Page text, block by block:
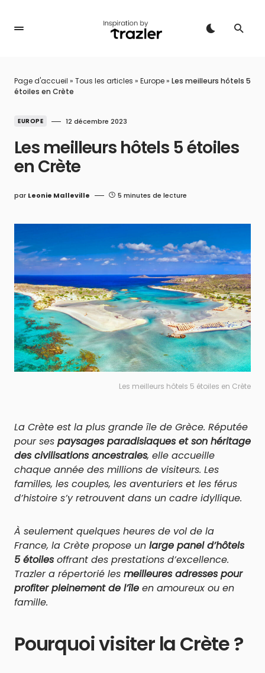
Page d'accueil » Tous les articles » Europe» Les meilleurs hôtels 5
étoiles en Crète
EUROPE 12 décembre 2023
Les meilleurs hôtels 5 étoiles
en Crète
par Leonie Malleville 5 minutes de lecture
Les meilleurs hôtels 5 étoiles en Crète
La Crète est la plus grande île de Grèce. Réputée
pour ses paysages paradisiaques et son héritage
des civilisations ancestrales, elle accueille
chaque année des millions de visiteurs. Les
familles, les couples, les aventuriers et les férus
d’histoire s’y retrouvent dans un cadre idyllique.
À seulement quelques heures de vol de la
France, la Crète propose un large panel d’hôtels
5 étoilesoffrant des prestations d’excellence.
Trazler a répertorié les meilleures adresses pour
profiter pleinement de l’île en amoureux ou en
famille.
Pourquoi visiter la Crète ?